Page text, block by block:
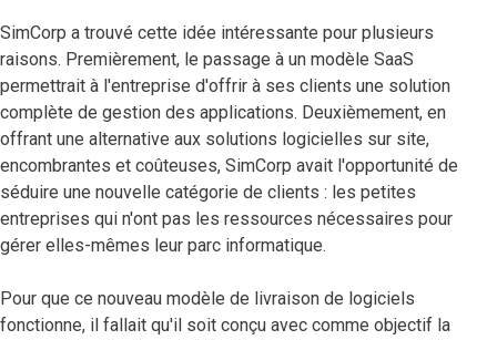
SimCorp a trouvé cette idée intéressante pour plusieurs
raisons. Premièrement, le passage à un modèle SaaS
permettrait à l'entreprise d'offrir à ses clients une solution
complète de gestion des applications. Deuxièmement, en
offrant une alternative aux solutions logicielles sur site,
encombrantes et coûteuses, SimCorp avait l'opportunité de
séduire une nouvelle catégorie de clients : les petites
entreprises qui n'ont pas les ressources nécessaires pour
gérer elles-mêmes leur parc informatique.
Pour que ce nouveau modèle de livraison de logiciels
fonctionne, il fallait qu'il soit conçu avec comme objectif la